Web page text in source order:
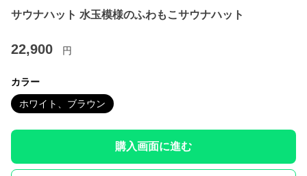
サウナハット 水玉模様のふわもこサウナハット
22,900 円
カラー
ホワイト、ブラウン
購入画面に進む